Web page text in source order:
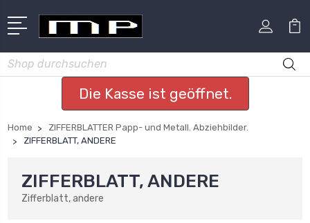
Suchen
Die Kasse ist geöffnet.
Home
ZIFFERBLATTER Papp- und Metall. Abziehbilder.
ZIFFERBLATT, ANDERE
ZIFFERBLATT, ANDERE
Zifferblatt, andere